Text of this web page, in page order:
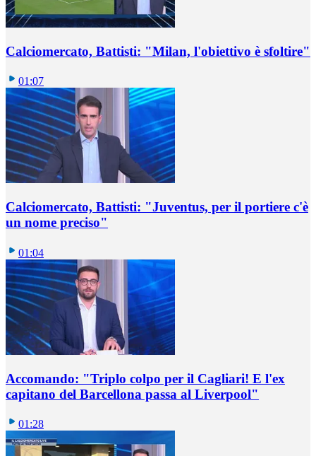
Calciomercato, Battisti: "Milan, l'obiettivo è sfoltire"
01:07
Calciomercato, Battisti: "Juventus, per il portiere c'è
un nome preciso"
01:04
Accomando: "Triplo colpo per il Cagliari! E l'ex
capitano del Barcellona passa al Liverpool"
01:28